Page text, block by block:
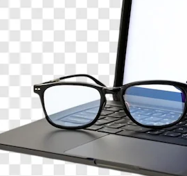
Copyright © 2010-2026Freepik Company S.L.U.